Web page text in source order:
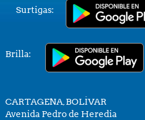
Surtigas:
Brilla:
CARTAGENA, BOLÍVAR
Avenida Pedro de Heredia